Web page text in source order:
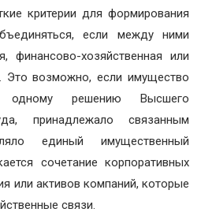
критерии для формирования
если между ними
финансово-хозяйственная или
Это возможно, если имущество
решению Высшего
принадлежало связанным
единый имущественный
сочетание корпоративных
или активов компаний, которые
связи.